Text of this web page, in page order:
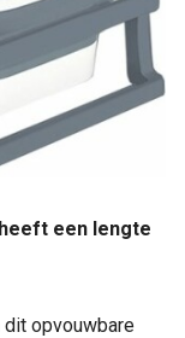
een lengte
dit opvouwbare